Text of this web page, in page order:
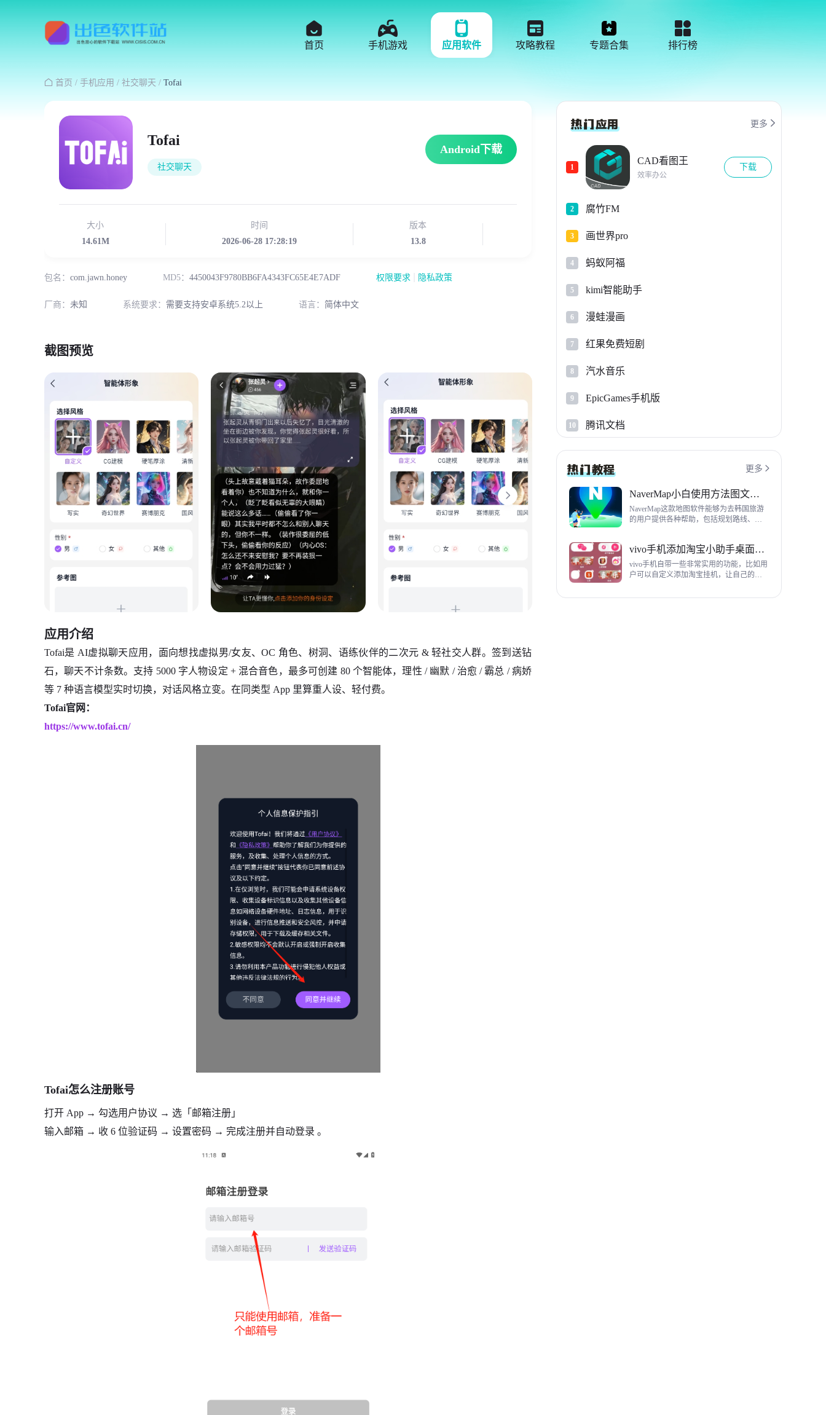
首页 手机游戏 应用软件 攻略教程 专题合集 排行榜
 首页 / 手机应用 / 社交聊天 / Tofai
Tofai
社交聊天
Android下载
大小
14.61M
时间
2026-06-28 17:28:19
版本
13.8
包名： com.jawn.honey MD5： 4450043F9780BB6FA4343FC65E4E7ADF 权限要求 隐私政策
厂商： 未知 系统要求： 需要支持安卓系统5.2以上 语言： 简体中文
截图预览
应用介绍
Tofai是 AI虚拟聊天应用，面向想找虚拟男/女友、OC 角色、树洞、语练伙伴的二次元 & 轻社交人群。签到送钻
石，聊天不计条数。支持 5000 字人物设定 + 混合音色，最多可创建 80 个智能体，理性 / 幽默 / 治愈 / 霸总 / 病娇
等 7 种语言模型实时切换，对话风格立变。在同类型 App 里算重人设、轻付费。
Tofai官网：
https://www.tofai.cn/
Tofai怎么注册账号
打开 App → 勾选用户协议 → 选「邮箱注册」
输入邮箱 → 收 6 位验证码 → 设置密码 → 完成注册并自动登录 。
更多 
1
CAD看图王
效率办公
下载
2 腐竹FM
3 画世界pro
4 蚂蚁阿福
5 kimi智能助手
6 漫蛙漫画
7 红果免费短剧
8 汽水音乐
9 EpicGames手机版
10 腾讯文档
更多 
NaverMap小白使用方法图文教程
NaverMap这款地图软件能够为去韩国旅游
的用户提供各种帮助，包括规划路线、导
教程，希望对各位有帮助。
vivo手机添加淘宝小助手桌面挂件方法
vivo手机自带一些非常实用的功能，比如用
户可以自定义添加淘宝挂机，让自己的购
相当方便，下面为大家带来添加淘宝小助